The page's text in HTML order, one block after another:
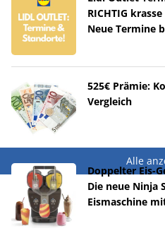
RICHTIG
Neue Termine
525€ Prämie:
Vergleich
Alle
Doppelter Eis-
Die neue Ninja
Eismaschine